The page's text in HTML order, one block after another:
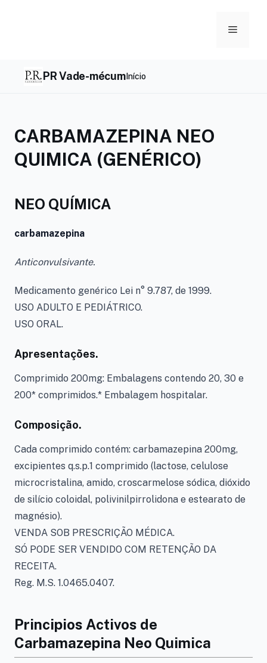
Menu
PR Vade-mécumInício
CARBAMAZEPINA NEO
QUIMICA (GENÉRICO)
NEO QUÍMICA
carbamazepina
Anticonvulsivante.
Medicamento genérico Lei n° 9.787, de 1999.
USO ADULTO E PEDIÁTRICO.
USO ORAL.
Apresentações.
Comprimido 200mg: Embalagens contendo 20, 30 e
200* comprimidos.* Embalagem hospitalar.
Composição.
Cada comprimido contém: carbamazepina 200mg,
excipientes q.s.p.1 comprimido (lactose, celulose
microcristalina, amido, croscarmelose sódica, dióxido
de silício coloidal, polivinilpirrolidona e estearato de
magnésio).
VENDA SOB PRESCRIÇÃO MÉDICA.
SÓ PODE SER VENDIDO COM RETENÇÃO DA
RECEITA.
Reg. M.S. 1.0465.0407.
Principios Activos de
Carbamazepina Neo Quimica